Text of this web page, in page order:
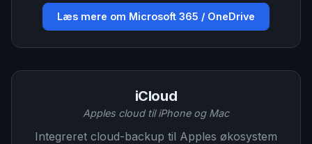
Læs mere om Microsoft 365 / OneDrive
iCloud
Apples cloud til iPhone og Mac
Integreret cloud-backup til Apples økosystem